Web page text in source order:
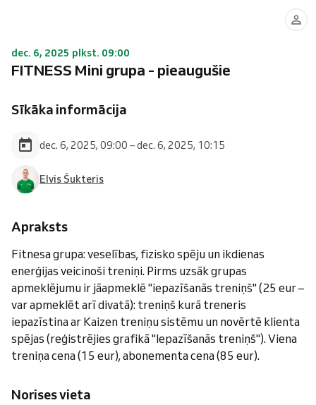
dec. 6, 2025 plkst. 09:00
FITNESS Mini grupa - pieaugušie
Sīkāka informācija
dec. 6, 2025, 09:00 – dec. 6, 2025, 10:15
Elvis Šukteris
Apraksts
Fitnesa grupa: veselības, fizisko spēju un ikdienas
enerģijas veicinoši treniņi. Pirms uzsāk grupas
apmeklējumu ir jāapmeklē "iepazīšanās treniņš" (25 eur –
var apmeklēt arī divatā): treniņš kurā treneris
iepazīstina ar Kaizen treniņu sistēmu un novērtē klienta
spējas (reģistrējies grafikā "Iepazīšanās treniņš"). Viena
treniņa cena (15 eur), abonementa cena (85 eur).
Norises vieta